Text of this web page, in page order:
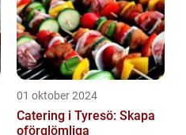
01 oktober 2024
Catering i Tyresö: Skapa
oförglömliga